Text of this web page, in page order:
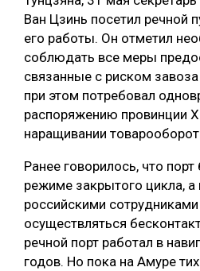
Ван Цзинь посетил речной
его работы. Он отметил
соблюдать все меры
связанные с риском
при этом потребовал
распоряжению провинции
наращивании
Ранее говорилось, что
режиме закрытого цикла, а
российскими
осуществляться
речной порт работал в
годов. Но пока на Амуре